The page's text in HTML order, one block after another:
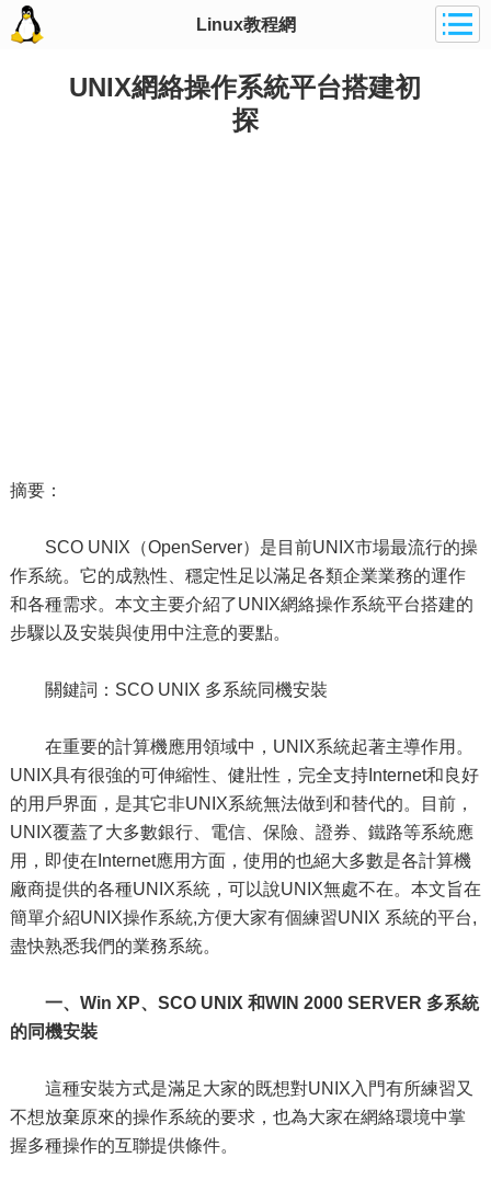
Linux教程網
UNIX網絡操作系統平台搭建初
探
摘要：
SCO UNIX（OpenServer）是目前UNIX市場最流行的操
作系統。它的成熟性、穩定性足以滿足各類企業業務的運作
和各種需求。本文主要介紹了UNIX網絡操作系統平台搭建的
步驟以及安裝與使用中注意的要點。
關鍵詞：SCO UNIX 多系統同機安裝
在重要的計算機應用領域中，UNIX系統起著主導作用。
UNIX具有很強的可伸縮性、健壯性，完全支持Internet和良好
的用戶界面，是其它非UNIX系統無法做到和替代的。目前，
UNIX覆蓋了大多數銀行、電信、保險、證券、鐵路等系統應
用，即使在Internet應用方面，使用的也絕大多數是各計算機
廠商提供的各種UNIX系統，可以說UNIX無處不在。本文旨在
簡單介紹UNIX操作系統,方便大家有個練習UNIX 系統的平台,
盡快熟悉我們的業務系統。
一、Win XP、SCO UNIX 和WIN 2000 SERVER 多系統
的同機安裝
這種安裝方式是滿足大家的既想對UNIX入門有所練習又
不想放棄原來的操作系統的要求，也為大家在網絡環境中掌
握多種操作的互聯提供條件。